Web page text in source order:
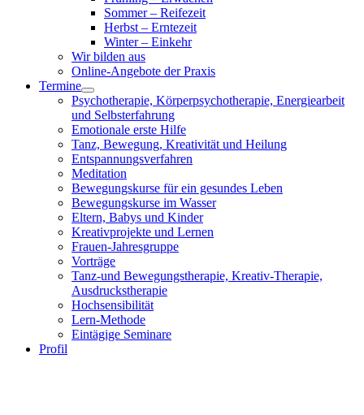
Sommer – Reifezeit
Herbst – Erntezeit
Winter – Einkehr
Wir bilden aus
Online-Angebote der Praxis
Termine
Psychotherapie, Körperpsychotherapie, Energiearbeit
und Selbsterfahrung
Emotionale erste Hilfe
Tanz, Bewegung, Kreativität und Heilung
Entspannungsverfahren
Meditation
Bewegungskurse für ein gesundes Leben
Bewegungskurse im Wasser
Eltern, Babys und Kinder
Kreativprojekte und Lernen
Frauen-Jahresgruppe
Vorträge
Tanz-und Bewegungstherapie, Kreativ-Therapie,
Ausdruckstherapie
Hochsensibilität
Lern-Methode
Eintägige Seminare
Profil